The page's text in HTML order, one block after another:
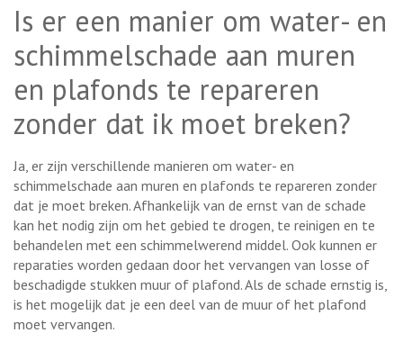
Is er een manier om water- en
schimmelschade aan muren
en plafonds te repareren
zonder dat ik moet breken?
Ja, er zijn verschillende manieren om water- en
schimmelschade aan muren en plafonds te repareren zonder
dat je moet breken. Afhankelijk van de ernst van de schade
kan het nodig zijn om het gebied te drogen, te reinigen en te
behandelen met een schimmelwerend middel. Ook kunnen er
reparaties worden gedaan door het vervangen van losse of
beschadigde stukken muur of plafond. Als de schade ernstig is,
is het mogelijk dat je een deel van de muur of het plafond
moet vervangen.